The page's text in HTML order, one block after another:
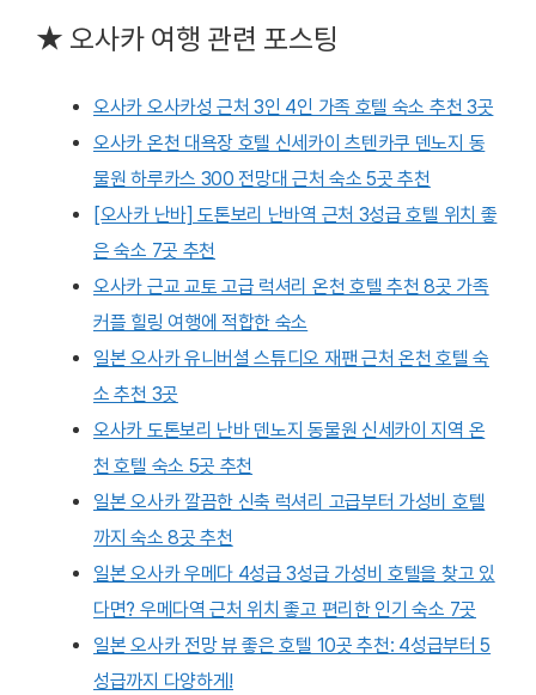
★ 오사카 여행 관련 포스팅
오사카 오사카성 근처 3인 4인 가족 호텔 숙소 추천 3곳
오사카 온천 대욕장 호텔 신세카이 츠텐카쿠 덴노지 동
물원 하루카스 300 전망대 근처 숙소 5곳 추천
[오사카 난바] 도톤보리 난바역 근처 3성급 호텔 위치 좋
은 숙소 7곳 추천
오사카 근교 교토 고급 럭셔리 온천 호텔 추천 8곳 가족
커플 힐링 여행에 적합한 숙소
일본 오사카 유니버셜 스튜디오 재팬 근처 온천 호텔 숙
소 추천 3곳
오사카 도톤보리 난바 덴노지 동물원 신세카이 지역 온
천 호텔 숙소 5곳 추천
일본 오사카 깔끔한 신축 럭셔리 고급부터 가성비 호텔
까지 숙소 8곳 추천
일본 오사카 우메다 4성급 3성급 가성비 호텔을 찾고 있
다면? 우메다역 근처 위치 좋고 편리한 인기 숙소 7곳
일본 오사카 전망 뷰 좋은 호텔 10곳 추천: 4성급부터 5
성급까지 다양하게!